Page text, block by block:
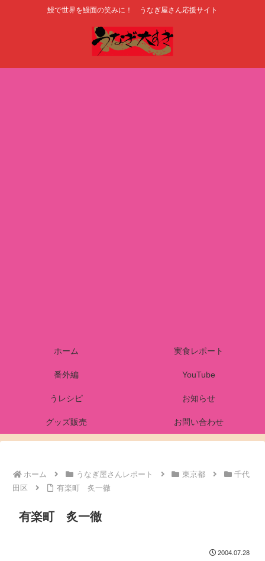
鰻で世界を鰻面の笑みに！ うなぎ屋さん応援サイト
ホーム 実食レポート
番外編 YouTube
うレシピ お知らせ
グッズ販売 お問い合わせ
ホーム うなぎ屋さんレポート 東京都
千代
田区
有楽町 炙一徹
有楽町 炙一徹
2004.07.28